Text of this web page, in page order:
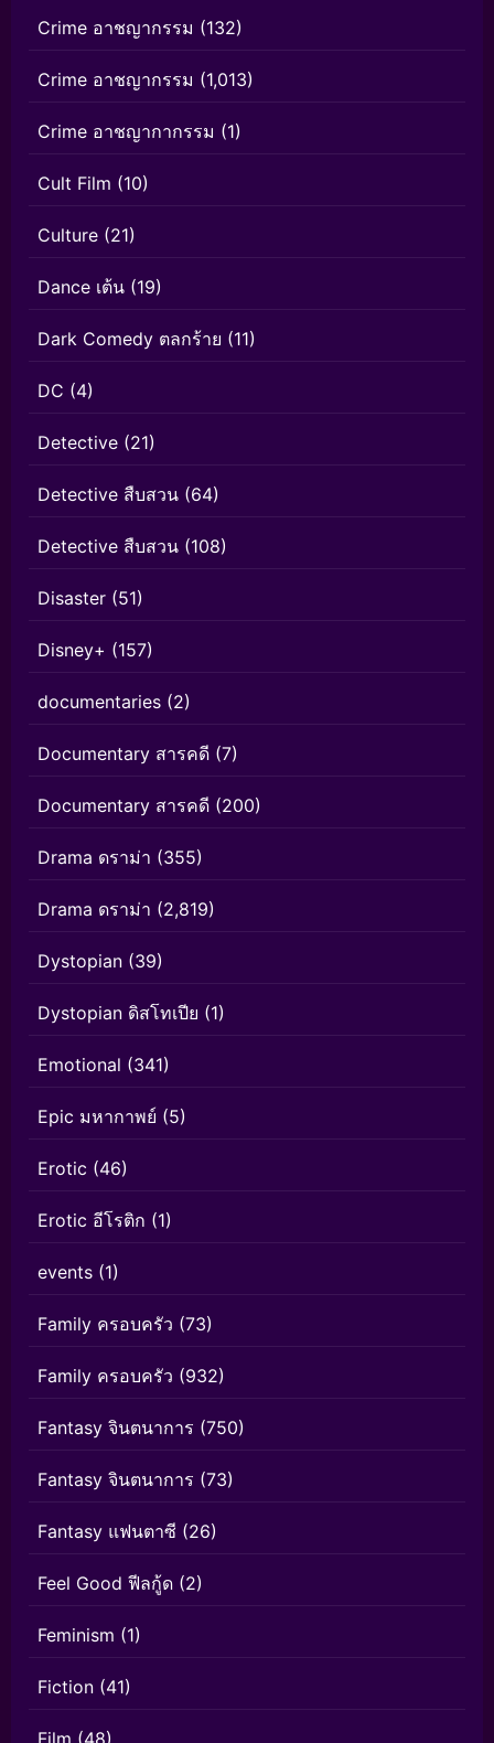
Crime อาชญากรรม (132)
Crime อาชญากรรม (1,013)
Crime อาชญากากรรม (1)
Cult Film (10)
Culture (21)
Dance เต้น (19)
Dark Comedy ตลกร้าย (11)
DC (4)
Detective (21)
Detective สืบสวน (64)
Detective สืบสวน (108)
Disaster (51)
Disney+ (157)
documentaries (2)
Documentary สารคดี (7)
Documentary สารคดี (200)
Drama ดราม่า (355)
Drama ดราม่า (2,819)
Dystopian (39)
Dystopian ดิสโทเปีย (1)
Emotional (341)
Epic มหากาพย์ (5)
Erotic (46)
Erotic อีโรติก (1)
events (1)
Family ครอบครัว (73)
Family ครอบครัว (932)
Fantasy จินตนาการ (750)
Fantasy จินตนาการ (73)
Fantasy แฟนตาซี (26)
Feel Good ฟีลกู้ด (2)
Feminism (1)
Fiction (41)
Film (48)